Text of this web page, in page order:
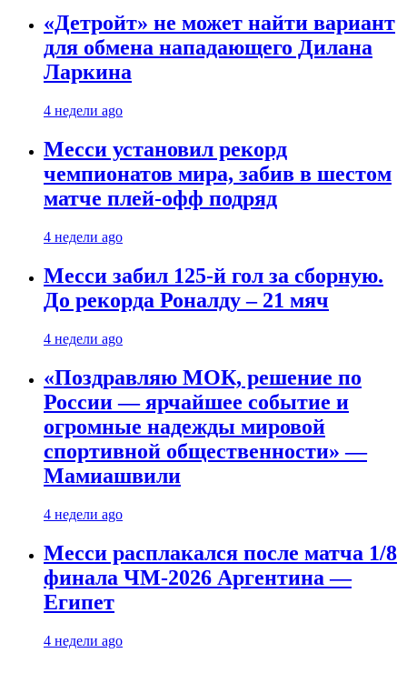
«Детройт» не может найти вариант
для обмена нападающего Дилана
Ларкина
4 недели ago
Месси установил рекорд
чемпионатов мира, забив в шестом
матче плей‑офф подряд
4 недели ago
Месси забил 125-й гол за сборную.
До рекорда Роналду – 21 мяч
4 недели ago
«Поздравляю МОК, решение по
России — ярчайшее событие и
огромные надежды мировой
спортивной общественности» —
Мамиашвили
4 недели ago
Месси расплакался после матча 1/8
финала ЧМ-2026 Аргентина —
Египет
4 недели ago